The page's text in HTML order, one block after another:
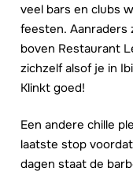
veel bars en clubs
feesten. Aanraders
boven Restaurant
zichzelf alsof je in
Klinkt goed!
Een andere chille
laatste stop
dagen staat de